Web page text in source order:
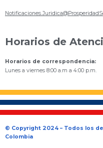
Horarios de
Horarios de correspondencia:
Lunes a viernes 8:00 a.m a 4:00 p.m.
© Copyright 2024 – Todos los
Colombia